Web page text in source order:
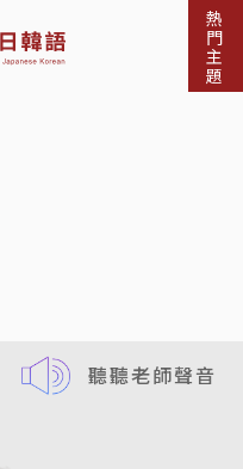
熱
門
主
題
聽聽老師聲音